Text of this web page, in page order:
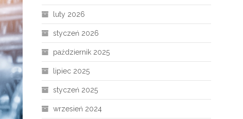
luty 2026
styczeń 2026
październik 2025
lipiec 2025
styczeń 2025
wrzesień 2024